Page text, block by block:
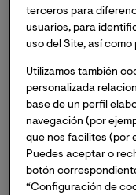
terceros para
usuarios, para
uso del Site, así
Utilizamos también
personalizada
base de un perfil
navegación (por
que nos facilites (por
Puedes aceptar o
botón
“Configuración de